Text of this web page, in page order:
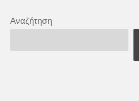
Αναζήτηση